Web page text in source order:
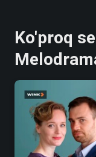
Ko'proq